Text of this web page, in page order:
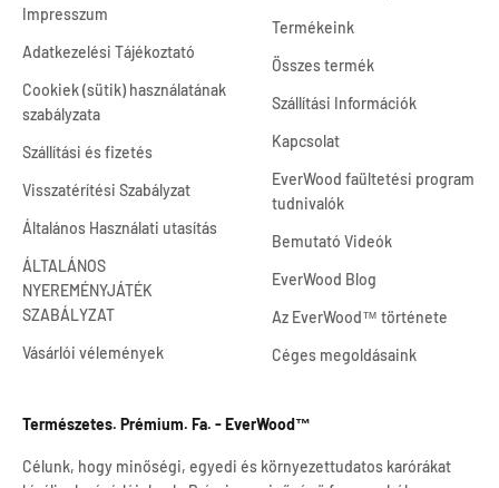
Impresszum
Adatkezelési Tájékoztató
Cookiek (sütik) használatának
szabályzata
Szállítási és fizetés
Visszatérítési Szabályzat
Általános Használati utasítás
ÁLTALÁNOS
NYEREMÉNYJÁTÉK
SZABÁLYZAT
Vásárlói vélemények
Természetes. Prémium. Fa. - EverWood™
Célunk, hogy minőségi, egyedi és környezettudatos karórákat
Termékeink
Összes termék
Szállítási Információk
Kapcsolat
EverWood faültetési program
tudnivalók
Bemutató Videók
EverWood Blog
Az EverWood™ története
Céges megoldásaink